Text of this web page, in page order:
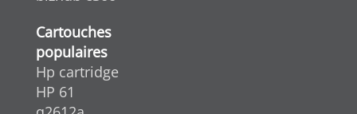
Cartouches
populaires
Hp cartridge
HP 61